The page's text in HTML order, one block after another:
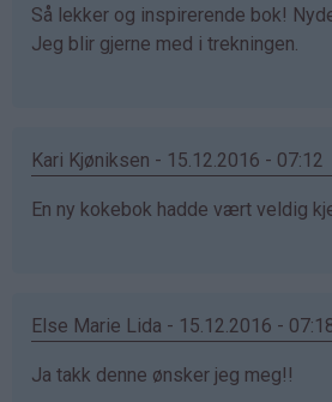
Så lekker og inspirerende bok!
Jeg blir gjerne med i trekningen.
Kari Kjøniksen - 15.12.2016 - 07:12
En ny kokebok hadde vært veldig
Else Marie Lida - 15.12.2016 -
Ja takk denne ønsker jeg meg!!